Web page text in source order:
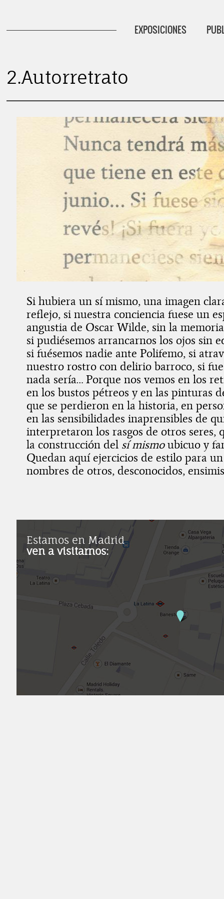
EXPOSICIONES
2.Autorretrato
Si hubiera un sí mismo, una imagen
reflejo, si nuestra conciencia fuese un
angustia de Oscar Wilde, sin la
si pudiésemos arrancarnos los ojos sin
si fuésemos nadie ante Polifemo, si
nuestro rostro con delirio barroco, si
nada sería… Porque nos vemos en los
en los bustos pétreos y en las pinturas
que se perdieron en la historia, en
en las sensibilidades inaprensibles de
interpretaron los rasgos de otros seres,
la construcción del sí mismoubicuo y
Quedan aquí ejercicios de estilo para
nombres de otros, desconocidos,
Estamos en Madrid
ven a visitarnos: